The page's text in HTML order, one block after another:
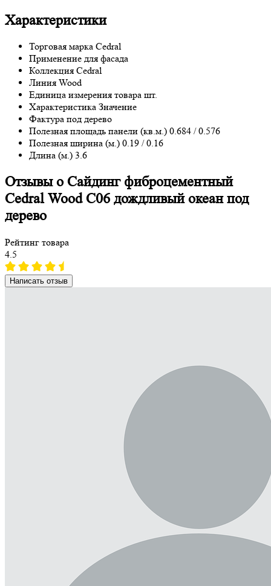
Характеристики
Торговая марка Cedral
Применение для фасада
Коллекция Cedral
Линия Wood
Единица измерения товара шт.
Характеристика Значение
Фактура под дерево
Полезная площадь панели (кв.м.) 0.684 / 0.576
Полезная ширина (м.) 0.19 / 0.16
Длина (м.) 3.6
Отзывы о Сайдинг фиброцементный
Cedral Wood C06 дождливый океан под
дерево
Рейтинг товара
4.5
Написать отзыв
Я даю согласие на обработку моих персональных данных в
соответствии с Федеральным законом № 152-ФЗ. С условиями
и целями обработки ознакомлен(а):
политика конфиденциальности